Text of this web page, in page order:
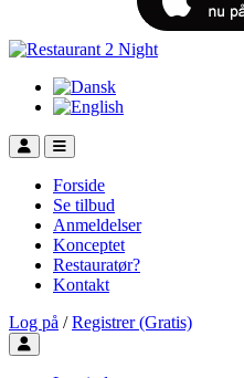
Forside
Se tilbud
Anmeldelser
Konceptet
Restauratør?
Kontakt
Log på / Registrer (Gratis)
Toggle user menu